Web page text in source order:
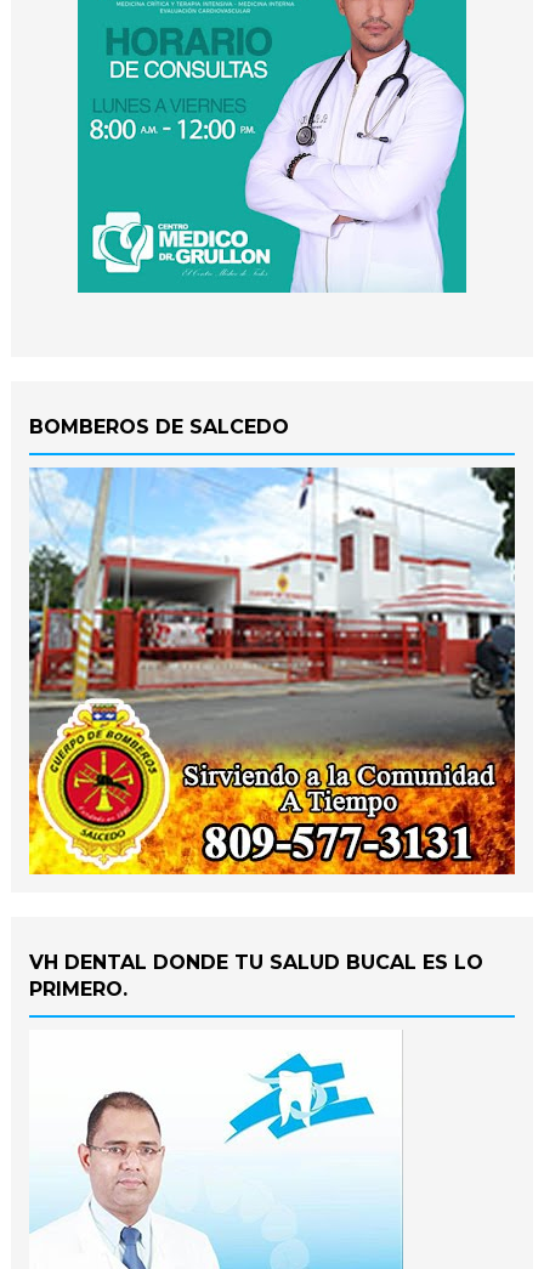
BOMBEROS DE SALCEDO
VH DENTAL DONDE TU SALUD BUCAL ES LO
PRIMERO.